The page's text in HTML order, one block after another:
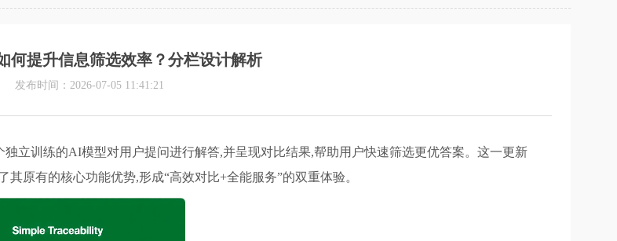
何提升信息筛选效率？分栏设计解析
发布时间：2026-07-05 11:41:21
立训练的AI模型对用户提问进行解答,并呈现对比结果,帮助用户快速筛选更优答案。这一更新
原有的核心功能优势,形成“高效对比+全能服务”的双重体验。